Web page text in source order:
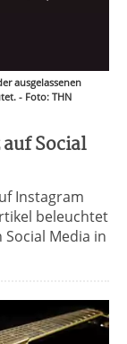
ausgelassenen
- Foto: THN
Social
Instagram
beleuchtet
Media in